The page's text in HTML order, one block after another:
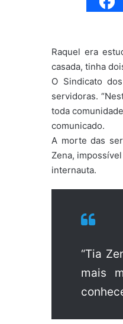
Raquel era
casada, tinha
O Sindicato
servidoras.
toda
comunicado.
A morte das
Zena,
internauta.
“Tia
mais